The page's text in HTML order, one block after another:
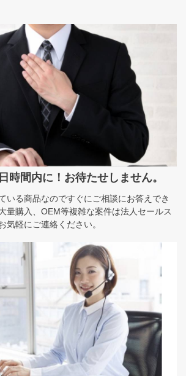
時間内に！お待たせしません。
いる商品なのですぐにご相談にお答えでき
量購入、OEM等複雑な案件は法人セールス
気軽にご連絡ください。